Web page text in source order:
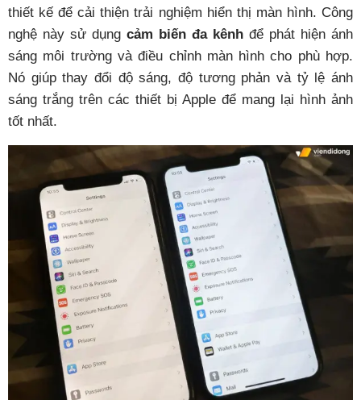
thiết kế để cải thiện trải nghiệm hiển thị màn hình. Công
nghệ này sử dụng cảm biến đa kênh để phát hiện ánh
sáng môi trường và điều chỉnh màn hình cho phù hợp.
Nó giúp thay đổi độ sáng, độ tương phản và tỷ lệ ánh
sáng trắng trên các thiết bị Apple để mang lại hình ảnh
tốt nhất.